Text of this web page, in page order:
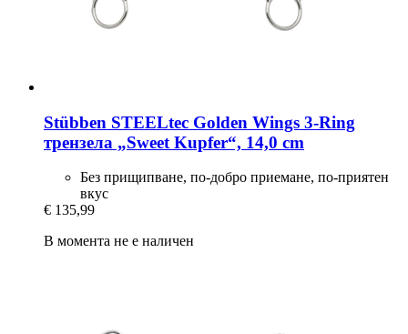
Stübben STEELtec Golden Wings 3-​Ring
трензела „Sweet Kupfer“, 14,0 cm
Без прищипване, по-добро приемане, по-приятен
вкус
€ 135,99
В момента не е наличен